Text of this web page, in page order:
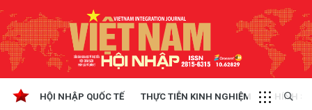
HỘI NHẬP QUỐC TẾ THỰC TIỄN KINH NGHIỆM CHÍNH